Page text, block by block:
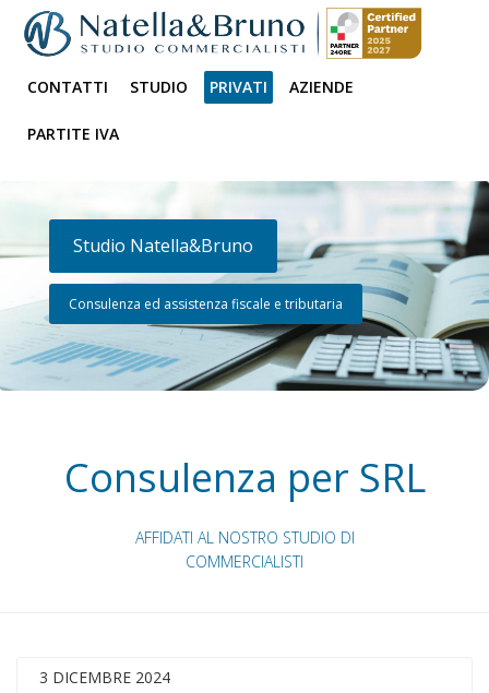
CONTATTI STUDIO PRIVATI AZIENDE
PARTITE IVA
Studio Natella&Bruno
Consulenza ed assistenza fiscale e tributaria
Consulenza per SRL
AFFIDATI AL NOSTRO STUDIO DI
COMMERCIALISTI
3 DICEMBRE 2024